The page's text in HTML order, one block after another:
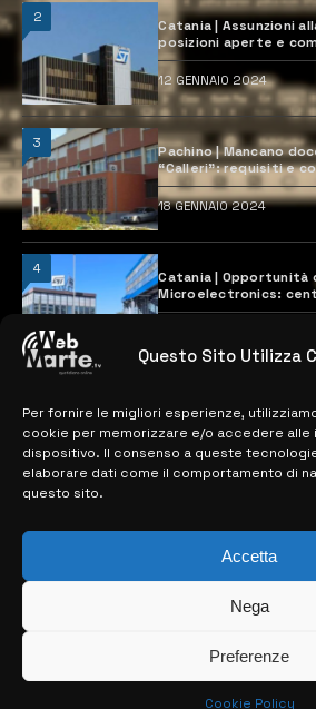
Questo Sito Utilizza
Per fornire le migliori esperienze,
cookie per memorizzare e/o accedere alle
dispositivo. Il consenso a queste
elaborare dati come il comportamento di
questo sito.
Accetta
Nega
Preferenze
Cookie Policy
2
Catania | Assunzioni
posizioni aperte e
12 GENNAIO 2024
3
Pachino | Mancano
“Calleri”: requisiti e
18 GENNAIO 2024
4
Catania | Opportunità
Microelectronics:
previste
MAPPA DEL SITO
> NOTIZIE